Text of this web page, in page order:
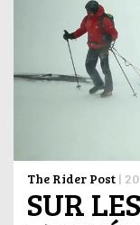
The Rider Post |
SUR